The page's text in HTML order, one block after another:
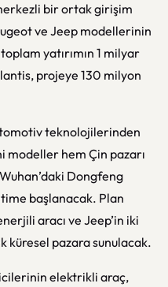
bir ortak girişim
ve Jeep modellerinin
yatırımın 1 milyar
projeye 130 milyon
teknolojilerinden
modeller hem Çin pazarı
Dongfeng
başlanacak. Plan
aracı ve Jeep’in iki
pazara sunulacak.
elektrikli araç,